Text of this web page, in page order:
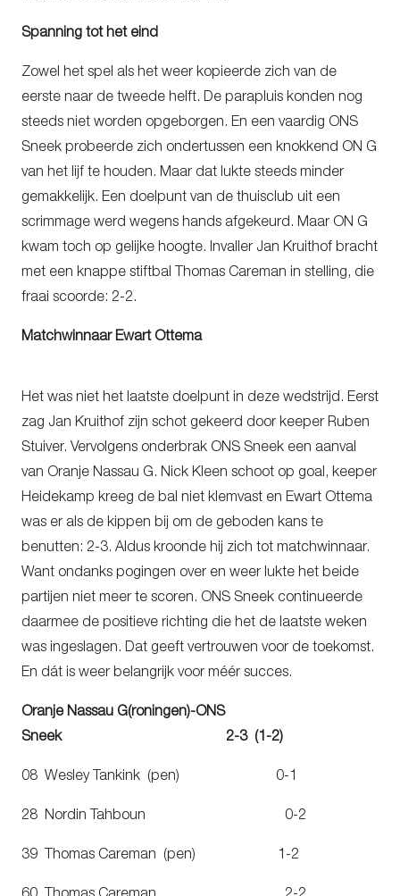
Spanning tot het eind
Zowel het spel als het weer kopieerde zich van de
eerste naar de tweede helft. De parapluis konden nog
steeds niet worden opgeborgen. En een vaardig ONS
Sneek probeerde zich ondertussen een knokkend ON G
van het lijf te houden. Maar dat lukte steeds minder
gemakkelijk. Een doelpunt van de thuisclub uit een
scrimmage werd wegens hands afgekeurd. Maar ON G
kwam toch op gelijke hoogte. Invaller Jan Kruithof bracht
met een knappe stiftbal Thomas Careman in stelling, die
fraai scoorde: 2-2.
Matchwinnaar Ewart Ottema
Het was niet het laatste doelpunt in deze wedstrijd. Eerst
zag Jan Kruithof zijn schot gekeerd door keeper Ruben
Stuiver. Vervolgens onderbrak ONS Sneek een aanval
van Oranje Nassau G. Nick Kleen schoot op goal, keeper
Heidekamp kreeg de bal niet klemvast en Ewart Ottema
was er als de kippen bij om de geboden kans te
benutten: 2-3. Aldus kroonde hij zich tot matchwinnaar.
Want ondanks pogingen over en weer lukte het beide
partijen niet meer te scoren. ONS Sneek continueerde
daarmee de positieve richting die het de laatste weken
was ingeslagen. Dat geeft vertrouwen voor de toekomst.
En dát is weer belangrijk voor méér succes.
Oranje Nassau G(roningen)-ONS
Sneek 2-3 (1-2)
08 Wesley Tankink (pen) 0-1
28 Nordin Tahboun 0-2
39 Thomas Careman (pen) 1-2